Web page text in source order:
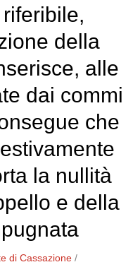
della
alle
dai commi
che
la nullità
e della
di Cassazione /